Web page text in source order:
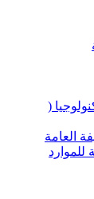
(
العامة
للموارد